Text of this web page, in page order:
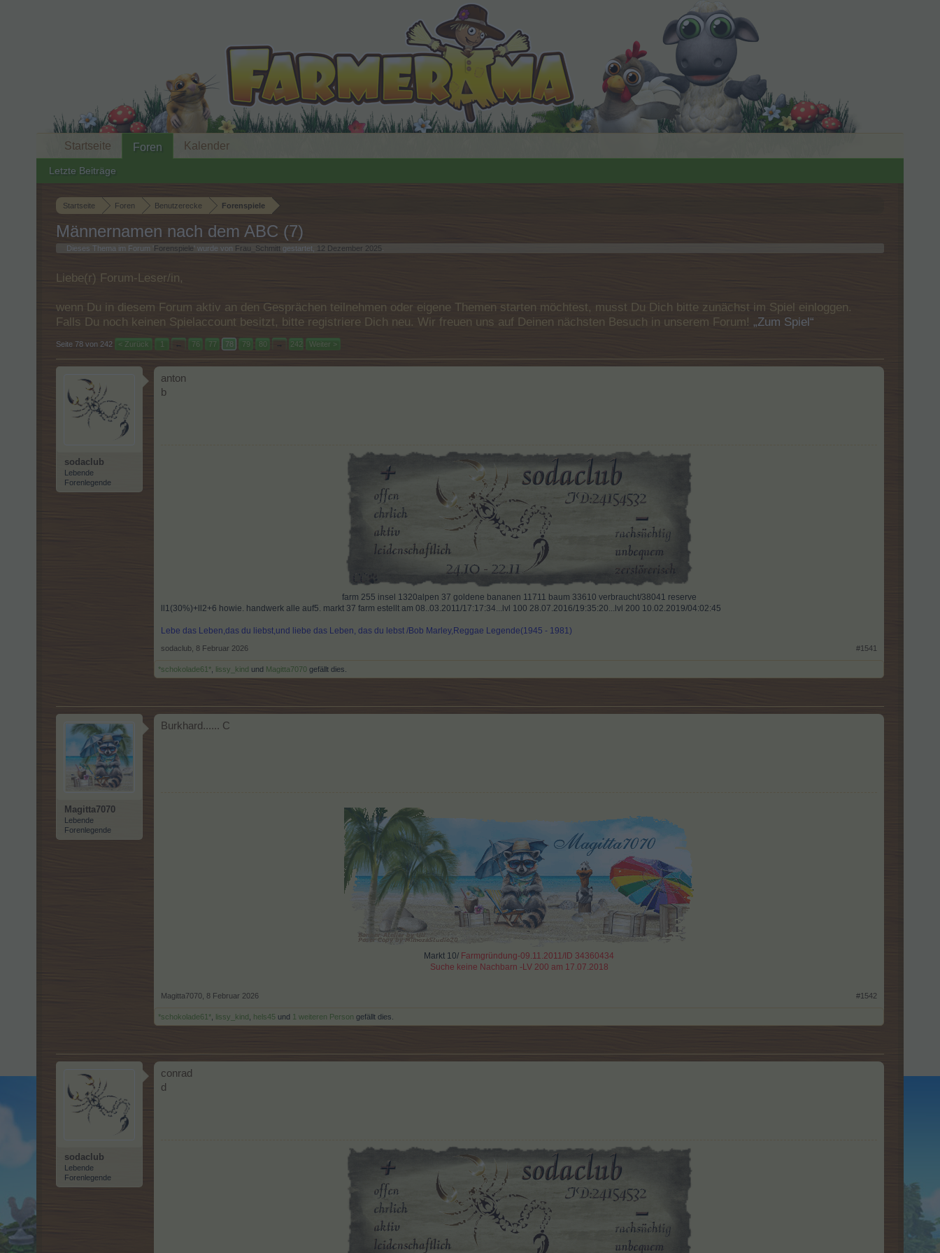
Startseite Foren Benutzerecke Forenspiele
Männernamen nach dem ABC (7)
Dieses Thema im Forum ' Forenspiele ' wurde von Frau_Schmitt gestartet, 12 Dezember 2025
Liebe(r) Forum-Leser/in,
wenn Du in diesem Forum aktiv an den Gesprächen teilnehmen oder eigene Themen starten möchtest, musst Du Dich bitte zunächst im Spiel einloggen.
Falls Du noch keinen Spielaccount besitzt, bitte registriere Dich neu. Wir freuen uns auf Deinen nächsten Besuch in unserem Forum! „Zum Spiel“
Seite 78 von 242 < Zurück 1 ← 76 77 78 79 80 → 242 Weiter >
sodaclub
Lebende
Forenlegende
anton
b
farm 255 insel 1320alpen 37 goldene bananen 11711 baum 33610 verbraucht/38041 reserve​
ll1(30%)+ll2+6 howie. handwerk alle auf5. markt 37 farm estellt am 08..03.2011/17:17:34...lvl 100 28.07.2016/19:35:20...lvl 200 10.02.2019/04:02:45
Lebe das Leben,das du liebst,und liebe das Leben, das du lebst /Bob Marley,Reggae Legende(1945 - 1981)
sodaclub 8 Februar 2026 #1541
*schokolade61* lissy_kind und Magitta7070 gefällt dies.
Magitta7070
Lebende
Forenlegende
Burkhard...... C
Markt 10/ Farmgründung-09.11.2011/ID 34360434
Suche keine Nachbarn -LV 200 am 17.07.2018
Magitta7070 8 Februar 2026 #1542
*schokolade61* lissy_kind hels45 und 1 weiteren Person gefällt dies.
sodaclub
Lebende
Forenlegende
conrad
d
Startseite Foren
Letzte Beiträge
Kalender